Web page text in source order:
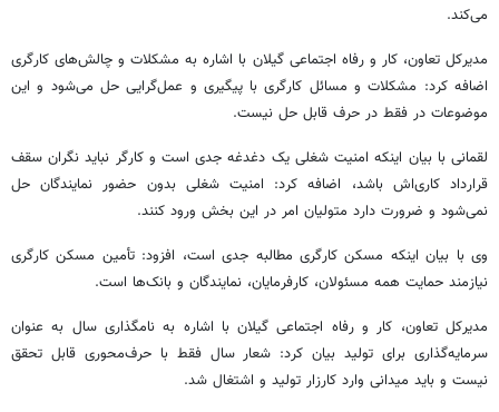
می‌کند.
مدیرکل تعاون، کار و رفاه اجتماعی گیلان با اشاره به مشکلات و چالش‌های کارگری
اضافه کرد: مشکلات و مسائل کارگری با پیگیری و عمل‌گرایی حل می‌شود و این
موضوعات در فقط در حرف قابل حل نیست.
لقمانی با بیان اینکه امنیت شغلی یک دغدغه جدی است و کارگر نباید نگران سقف
قرارداد کاری‌اش باشد، اضافه کرد: امنیت شغلی بدون حضور نمایندگان حل
نمی‌شود و ضرورت دارد متولیان امر در این بخش ورود کنند.
وی با بیان اینکه مسکن کارگری مطالبه جدی است، افزود: تأمین مسکن کارگری
نیازمند حمایت همه مسئولان، کارفرمایان، نمایندگان و بانک‌ها است.
مدیرکل تعاون، کار و رفاه اجتماعی گیلان با اشاره به نامگذاری سال به عنوان
سرمایه‌گذاری برای تولید بیان کرد: شعار سال فقط با حرف‌محوری قابل تحقق
نیست و باید میدانی وارد کارزار تولید و اشتغال شد.